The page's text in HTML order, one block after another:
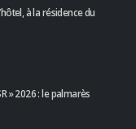
à la résidence du
» 2026 : le palmarès